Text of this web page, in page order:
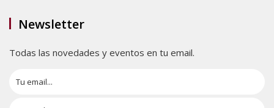
Newsletter
Todas las novedades y eventos en tu email.